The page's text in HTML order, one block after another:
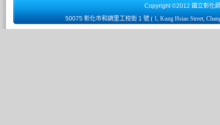
Copyright ©2012 國立彰化
50075 彰化市和調里工校街 1 號 ( 1, Kung Hsiao Street,